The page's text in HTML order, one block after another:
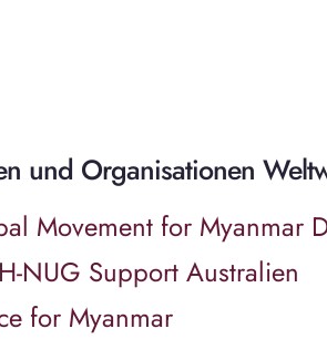
und Organisationen
Movement for Myanmar
NUG Support Australien
for Myanmar